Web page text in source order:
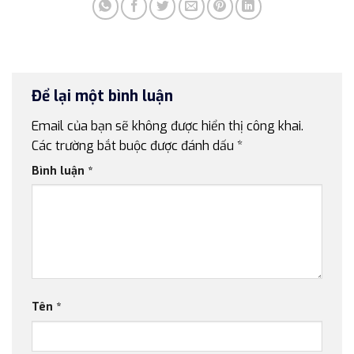
Để lại một bình luận
Email của bạn sẽ không được hiển thị công khai.
Các trường bắt buộc được đánh dấu *
Bình luận *
Tên *